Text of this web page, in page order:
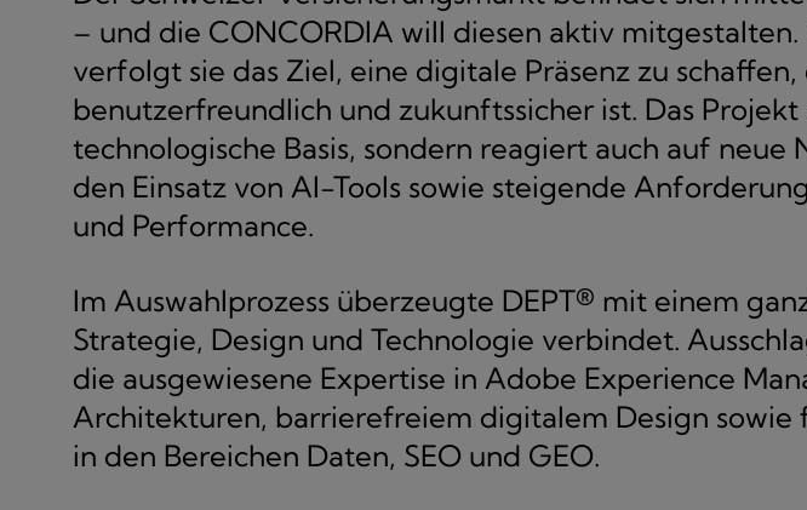
– und die CONCORDIA will diesen aktiv
verfolgt sie das Ziel, eine digitale Präsenz zu
benutzerfreundlich und zukunftssicher ist. Das
technologische Basis, sondern reagiert auch auf neue
den Einsatz von AI-Tools sowie steigende
und Performance.
Im Auswahlprozess überzeugte DEPT® mit einem
Strategie, Design und Technologie verbindet.
die ausgewiesene Expertise in Adobe Experience
Architekturen, barrierefreiem digitalem Design
in den Bereichen Daten, SEO und GEO.